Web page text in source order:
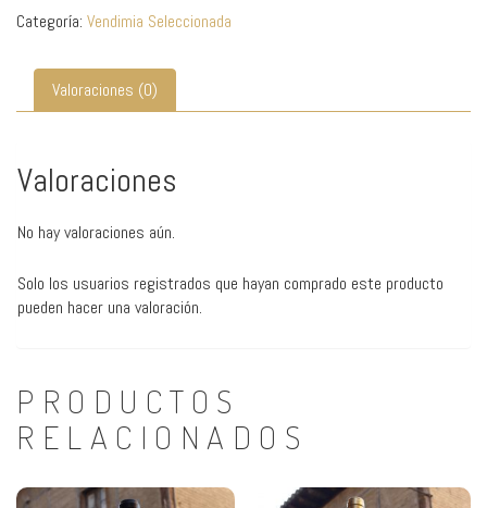
cantidad
Categoría: Vendimia Seleccionada
Valoraciones (0)
Valoraciones
No hay valoraciones aún.
Solo los usuarios registrados que hayan comprado este producto
pueden hacer una valoración.
PRODUCTOS
RELACIONADOS